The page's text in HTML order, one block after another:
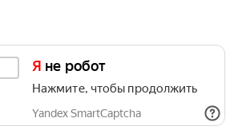
Я не робот
Нажмите, чтобы продолжить
Yandex SmartCaptcha